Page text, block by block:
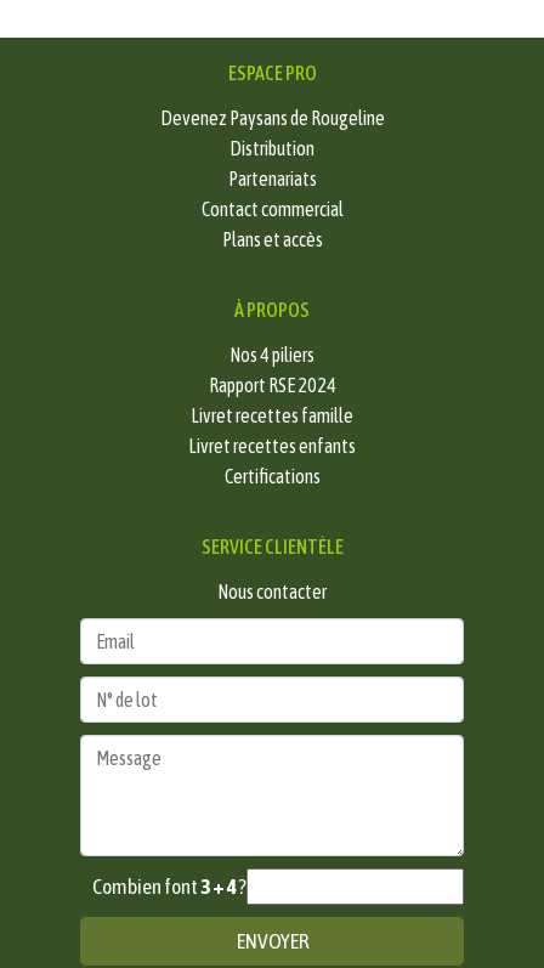
ESPACE PRO
Devenez Paysans de Rougeline
Distribution
Partenariats
Contact commercial
Plans et accès
À PROPOS
Nos 4 piliers
Rapport RSE 2024
Livret recettes famille
Livret recettes enfants
Certifications
SERVICE CLIENTÈLE
Nous contacter
Combien font3 + 4?